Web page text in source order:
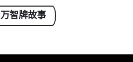
万智牌故事